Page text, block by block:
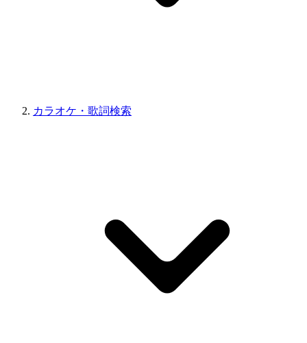
カラオケ・歌詞検索